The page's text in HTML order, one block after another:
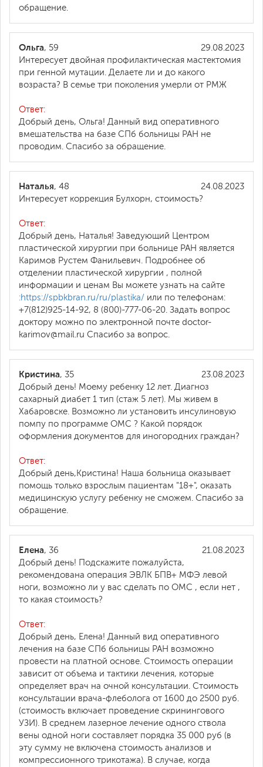
обращение.
29.08.2023
Ольга, 59
Интересует двойная профилактическая мастектомия
при генной мутации. Делаете ли и до какого
возраста? В семье три поколения умерли от РМЖ
Ответ:
Добрый день, Ольга! Данный вид оперативного
вмешательства на базе СПб больницы РАН не
проводим. Спасибо за обращение.
24.08.2023
Наталья, 48
Интересует коррекция Булхорн, стоимость?
Ответ:
Добрый день, Наталья! Заведующий Центром
пластической хирургии при больнице РАН является
Каримов Рустем Фанильевич. Подробнее об
отделении пластической хирургии , полной
информации и ценам Вы можете узнать на сайте
:https://spbkbran.ru/ru/plastika/ или по телефонам:
+7(812)925-14-92, 8 (800)-777-06-20. Задать вопрос
доктору можно по электронной почте doctor-
karimov@mail.ru Спасибо за вопрос.
23.08.2023
Кристина, 35
Добрый день! Моему ребенку 12 лет. Диагноз
сахарный диабет 1 тип (стаж 5 лет). Мы живем в
Хабаровске. Возможно ли установить инсулиновую
помпу по программе ОМС ? Какой порядок
оформления документов для иногородних граждан?
Ответ:
Добрый день,Кристина! Наша больница оказывает
помощь только взрослым пациентам "18+", оказать
медицинскую услугу ребенку не сможем. Спасибо за
обращение.
21.08.2023
Елена, 36
Добрый день! Подскажите пожалуйста,
рекомендована операция ЭВЛК БПВ+ МФЭ левой
ноги, возможно ли у вас сделать по ОМС , если нет ,
то какая стоимость?
Ответ:
Добрый день, Елена! Данный вид оперативного
лечения на базе СПб больницы РАН возможно
провести на платной основе. Стоимость операции
зависит от объема и тактики лечения, которые
определяет врач на очной консультации. Стоимость
консультации врача-флеболога от 1600 до 2500 руб.
(стоимость включает проведение скринингового
УЗИ). В среднем лазерное лечение одного ствола
вены одной ноги составляет порядка 35 000 руб (в
эту сумму не включена стоимость анализов и
компрессионного трикотажа). В случае, когда